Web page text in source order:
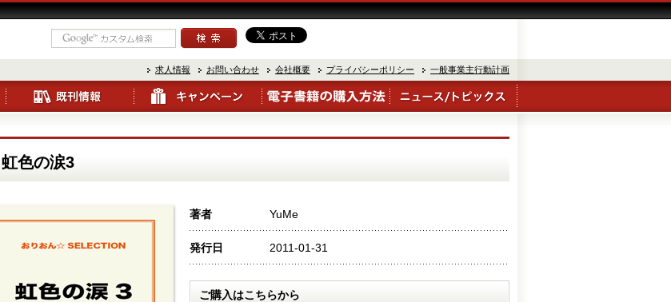
求人情報 お問い合わせ 会社概要 プライバシーポリシー 一般事業主行動計画
虹色の涙3
著者 YuMe
発行日 2011-01-31
ご購入はこちらから